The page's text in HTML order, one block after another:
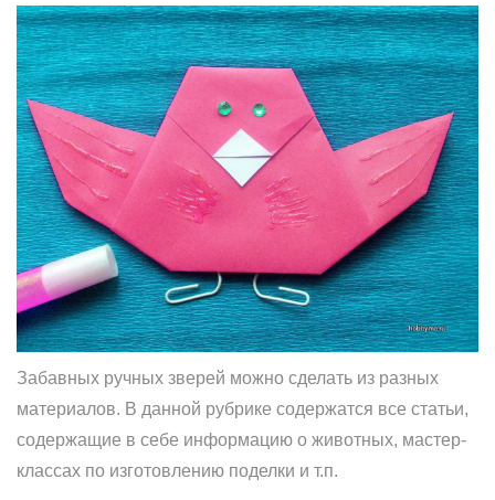
Забавных ручных зверей можно сделать из разных
материалов. В данной рубрике содержатся все статьи,
содержащие в себе информацию о животных, мастер-
классах по изготовлению поделки и т.п.